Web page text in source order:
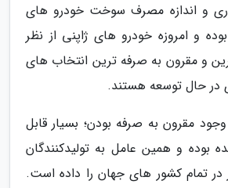
و اندازه مصرف سوخت خودرو های
و امروزه خودرو های ژاپنی از نظر
و مقرون به صرفه ترین انتخاب های
در حال توسعه هستند.
مقرون به صرفه بودن؛ بسیار قابل
بوده و همین عامل به تولیدکنندگان
تمام کشور های جهان را داده است.